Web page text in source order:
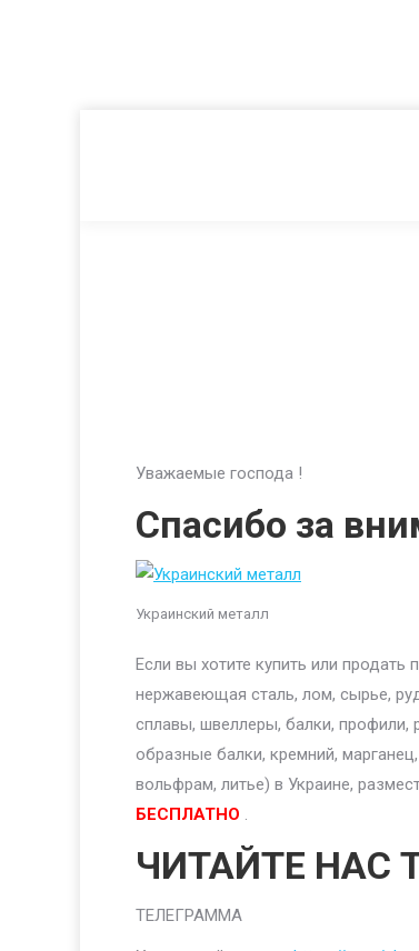
Уважаемые господа !
Спасибо за
Украинский металл
Если вы хотите купить или
нержавеющая сталь, лом, сырье,
сплавы, швеллеры, балки,
образные балки, кремний,
вольфрам, литье) в Украине,
БЕСПЛАТНО .
ЧИТАЙТЕ НАС
ТЕЛЕГРАММА